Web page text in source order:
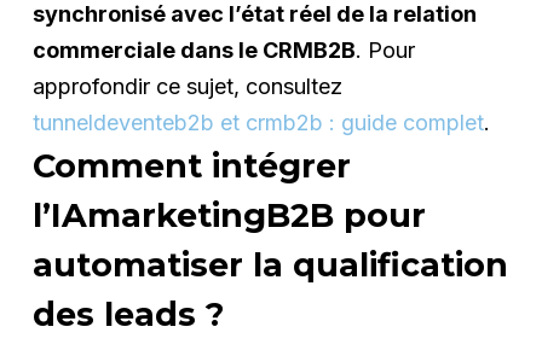
synchronisé avec l’état réel de la relation
commerciale dans le CRMB2B. Pour
approfondir ce sujet, consultez
tunneldeventeb2b et crmb2b : guide complet.
Comment intégrer
l’IAmarketingB2B pour
automatiser la qualification
des leads ?